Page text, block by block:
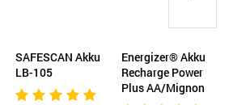
SAFESCAN Akku
LB-105
Energizer® Akku
Recharge Power
Plus AA/Mignon